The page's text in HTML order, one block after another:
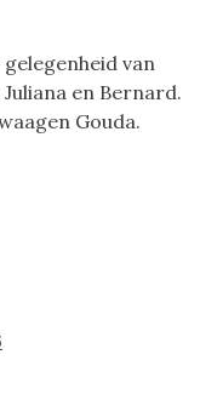
van
en Bernard.
Gouda.